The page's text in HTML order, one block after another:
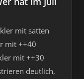
mit satten
mit ++40
mit ++30
deutlich,